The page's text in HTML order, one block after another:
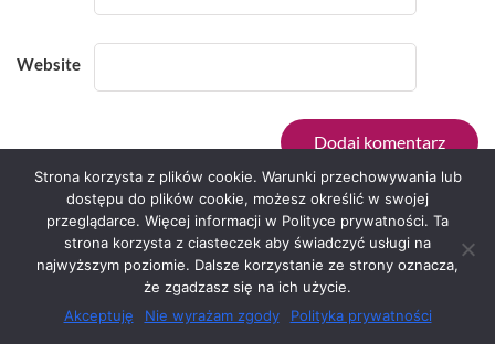
Website
Serwis zaprojektował Grzegorz Sztank .
Strona korzysta z plików cookie. Warunki przechowywania lub
dostępu do plików cookie, możesz określić w swojej
przeglądarce. Więcej informacji w Polityce prywatności. Ta
strona korzysta z ciasteczek aby świadczyć usługi na
najwyższym poziomie. Dalsze korzystanie ze strony oznacza,
że zgadzasz się na ich użycie.
Akceptuję
Nie wyrażam zgody Polityka prywatności